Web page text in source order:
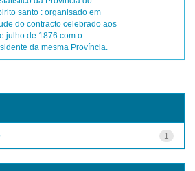
santo : organisado em
do contracto celebrado aos
julho de 1876 com o
da mesma Província.
1